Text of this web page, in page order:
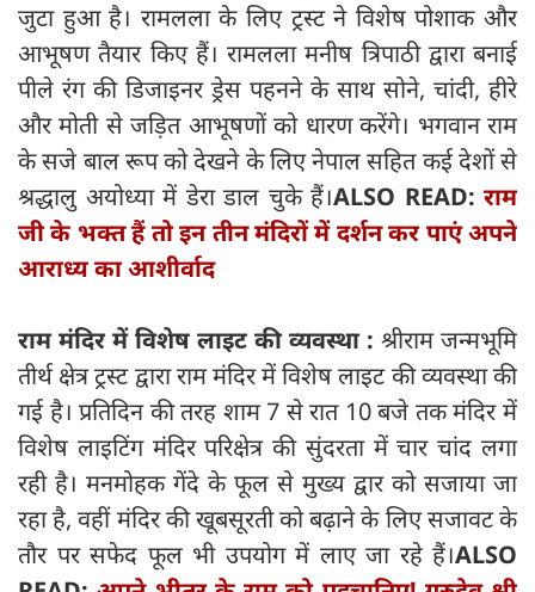
जुटा हुआ है। रामलला के लिए ट्रस्ट ने विशेष पोशाक और
आभूषण तैयार किए हैं। रामलला मनीष त्रिपाठी द्वारा बनाई
पीले रंग की डिजाइनर ड्रेस पहनने के साथ सोने, चांदी, हीरे
और मोती से जड़ित आभूषणों को धारण करेंगे। भगवान राम
के सजे बाल रूप को देखने के लिए नेपाल सहित कई देशों से
श्रद्धालु अयोध्या में डेरा डाल चुके हैं।ALSO READ: राम
जी के भक्त हैं तो इन तीन मंदिरों में दर्शन कर पाएं अपने
आराध्य का आशीर्वाद
राम मंदिर में विशेष लाइट की व्यवस्था : श्रीराम जन्मभूमि
तीर्थ क्षेत्र ट्रस्ट द्वारा राम मंदिर में विशेष लाइट की व्यवस्था की
गई है। प्रतिदिन की तरह शाम 7 से रात 10 बजे तक मंदिर में
विशेष लाइटिंग मंदिर परिक्षेत्र की सुंदरता में चार चांद लगा
रही है। मनमोहक गेंदे के फूल से मुख्य द्वार को सजाया जा
रहा है, वहीं मंदिर की खूबसूरती को बढ़ाने के लिए सजावट के
तौर पर सफेद फूल भी उपयोग में लाए जा रहे हैं।ALSO